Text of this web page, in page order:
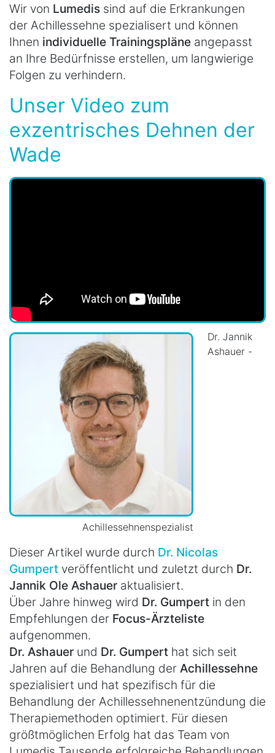
Wir von Lumedis sind auf die Erkrankungen
der Achillessehne spezialisert und können
Ihnen individuelle Trainingspläne angepasst
an Ihre Bedürfnisse erstellen, um langwierige
Folgen zu verhindern.
Unser Video zum
exzentrisches Dehnen der
Wade
Dr. Jannik
Ashauer -
Achillessehnenspezialist
Dieser Artikel wurde durch Dr. Nicolas
Gumpert veröffentlicht und zuletzt durch Dr.
Jannik Ole Ashauer aktualisiert.
Über Jahre hinweg wird Dr. Gumpert in den
Empfehlungen der Focus-Ärzteliste
aufgenommen.
Dr. Ashauer und Dr. Gumpert hat sich seit
Jahren auf die Behandlung der Achillessehne
spezialisiert und hat spezifisch für die
Behandlung der Achillessehnenentzündung die
Therapiemethoden optimiert. Für diesen
größtmöglichen Erfolg hat das Team von